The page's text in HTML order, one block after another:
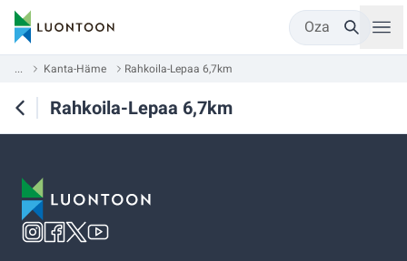
Oza
... Kanta-Häme Rahkoila-Lepaa 6,7km
Rahkoila-Lepaa 6,7km